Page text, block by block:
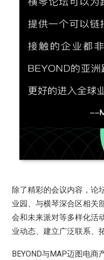
除了精彩的会议内容，论
业园、与横琴深合区相关
会和未来派对等多样化活
业动态、建立广泛联系、
BEYOND与MAP迈图电